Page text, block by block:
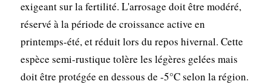
exigeant sur la fertilité. L'arrosage doit être modéré,
réservé à la période de croissance active en
printemps-été, et réduit lors du repos hivernal. Cette
espèce semi-rustique tolère les légères gelées mais
doit être protégée en dessous de -5°C selon la région.